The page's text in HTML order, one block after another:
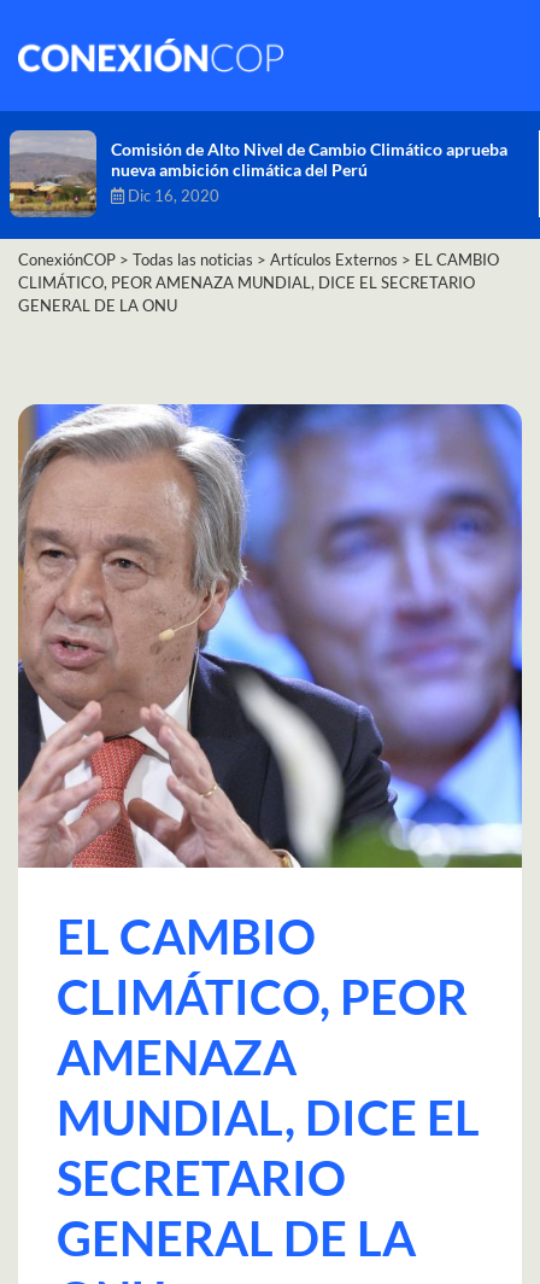
Comisión de Alto Nivel de Cambio Climático aprueba
nueva ambición climática del Perú
Dic 16, 2020
ConexiónCOP > Todas las noticias > Artículos Externos > EL CAMBIO
CLIMÁTICO, PEOR AMENAZA MUNDIAL, DICE EL SECRETARIO
GENERAL DE LA ONU
EL CAMBIO
CLIMÁTICO, PEOR
AMENAZA
MUNDIAL, DICE EL
SECRETARIO
GENERAL DE LA